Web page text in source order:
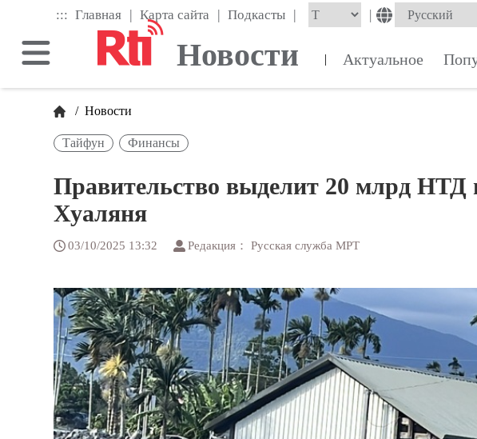
main
content
::: Главная | Карта сайта | Подкасты | |
Новости | Актуальное
/ Новости
Тайфун Финансы
Правительство выделит 20 млрд НТД
Хуаляня
03/10/2025 13:32 Редакция： Русская служба МРТ